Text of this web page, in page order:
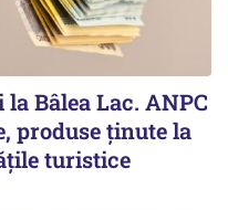
Bâlea Lac. ANPC
produse ținute la
turistice